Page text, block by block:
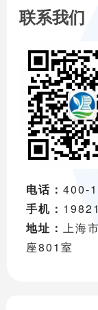
联系我们
电话： 400-
手机：
地址：
上海
座801室